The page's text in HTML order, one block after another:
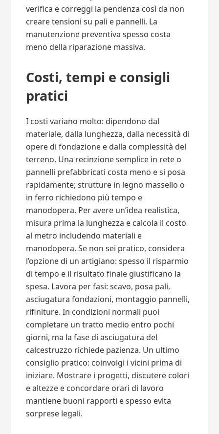
verifica e correggi la pendenza così da non
creare tensioni su pali e pannelli. La
manutenzione preventiva spesso costa
meno della riparazione massiva.
Costi, tempi e consigli
pratici
I costi variano molto: dipendono dal
materiale, dalla lunghezza, dalla necessità di
opere di fondazione e dalla complessità del
terreno. Una recinzione semplice in rete o
pannelli prefabbricati costa meno e si posa
rapidamente; strutture in legno massello o
in ferro richiedono più tempo e
manodopera. Per avere un’idea realistica,
misura prima la lunghezza e calcola il costo
al metro includendo materiali e
manodopera. Se non sei pratico, considera
l’opzione di un artigiano: spesso il risparmio
di tempo e il risultato finale giustificano la
spesa. Lavora per fasi: scavo, posa pali,
asciugatura fondazioni, montaggio pannelli,
rifiniture. In condizioni normali puoi
completare un tratto medio entro pochi
giorni, ma la fase di asciugatura del
calcestruzzo richiede pazienza. Un ultimo
consiglio pratico: coinvolgi i vicini prima di
iniziare. Mostrare i progetti, discutere colori
e altezze e concordare orari di lavoro
mantiene buoni rapporti e spesso evita
sorprese legali.